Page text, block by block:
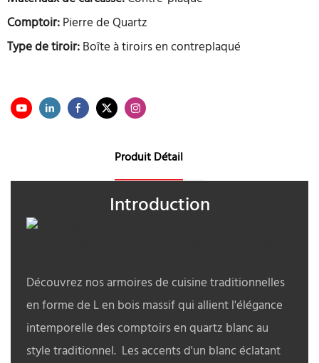
Comptoir:Pierre de Quartz
Type de tiroir:Boîte à tiroirs en contreplaqué
Produit Détail
Introduction
Découvrez nos armoires de cuisine traditionnelles
en forme de L en bois massif qui allient l'élégance
intemporelle des comptoirs en quartz blanc au
style traditionnel. Les accents d'un blanc éclatant